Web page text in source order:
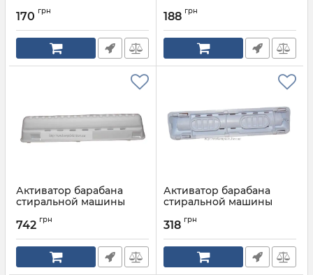
170 грн
Артикул:
188 грн
Активатор барабана
стиральной машины
утяжеленный
Артикул: C00083894
742 грн
Активатор барабана
стиральной машины
утяжеленный C00195218
Артикул: C00195218
318 грн